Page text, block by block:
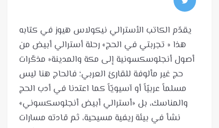
يقدّم الكاتب الأسترالي نيكولاس هيوز في كتابه
هذا « تجربتي في الحج» رحلة أسترالي أبيض من
أصول أنجلوسكسونية إلى مكة والمدينة« مذكّرات
حج غير مألوفة للقارئ العربي؛ فالحاج هنا ليس
مسلماً عربيّاً أو آسيويّاً كما اعتدنا في أدب الحج
والمناسك، بل «أسترالي أبيض أنجلوسكسوني»
نشأ في بيئة ريفية مسيحية، ثم قادته مسارات